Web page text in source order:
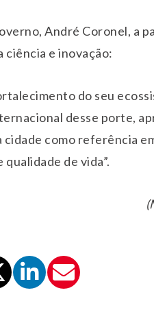
André Coronel, a
ciência e inovação:
do seu
desse porte,
como referência
de vida”.